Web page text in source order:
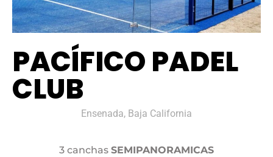
PACÍFICO PADEL
CLUB
Ensenada, Baja California
3 canchas SEMIPANORAMICAS